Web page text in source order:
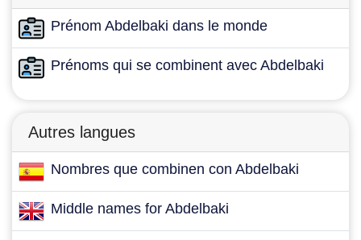
Prénom Abdelbaki dans le monde
Prénoms qui se combinent avec Abdelbaki
Autres langues
Nombres que combinen con Abdelbaki
Middle names for Abdelbaki